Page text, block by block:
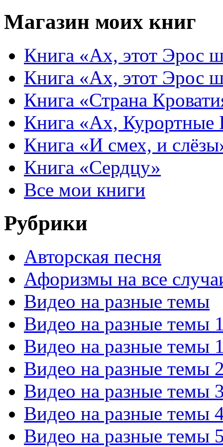
Магазин моих книг
Книга «Ах, этот Эрос
Книга «Ах, этот Эрос
Книга «Страна
Книга «Ах,
Книга «И смех, и
Книга «Сердцу»
Все мои книги
Рубрики
Авторская песня
Афоризмы на все
Видео на разные темы
Видео на разные темы
Видео на разные темы
Видео на разные темы
Видео на разные темы
Видео на разные темы
Видео на разные темы